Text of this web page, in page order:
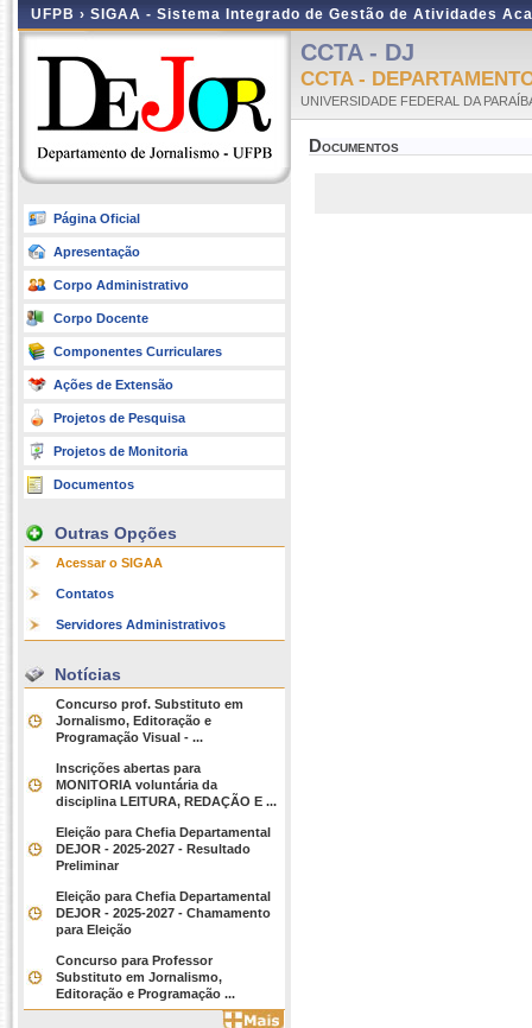
UFPB › SIGAA - Sistema Integrado de Gestão de Atividades
Página Oficial
Apresentação
Corpo Administrativo
Corpo Docente
Componentes Curriculares
Ações de Extensão
Projetos de Pesquisa
Projetos de Monitoria
Documentos
Outras Opções
Acessar o SIGAA
Contatos
Servidores Administrativos
Notícias
Concurso prof. Substituto em
Jornalismo, Editoração e
Programação Visual - ...
Inscrições abertas para
MONITORIA voluntária da
disciplina LEITURA, REDAÇÃO E ...
Eleição para Chefia Departamental
DEJOR - 2025-2027 - Resultado
Preliminar
Eleição para Chefia Departamental
DEJOR - 2025-2027 - Chamamento
para Eleição
Concurso para Professor
Substituto em Jornalismo,
Editoração e Programação ...
CCTA - DJ
CCTA -
UNIVERSIDADE FEDERAL DA
Documentos